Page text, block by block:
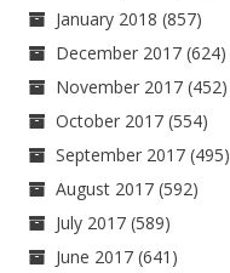
January 2018 (857)
December 2017 (624)
November 2017 (452)
October 2017 (554)
September 2017 (495)
August 2017 (592)
July 2017 (589)
June 2017 (641)